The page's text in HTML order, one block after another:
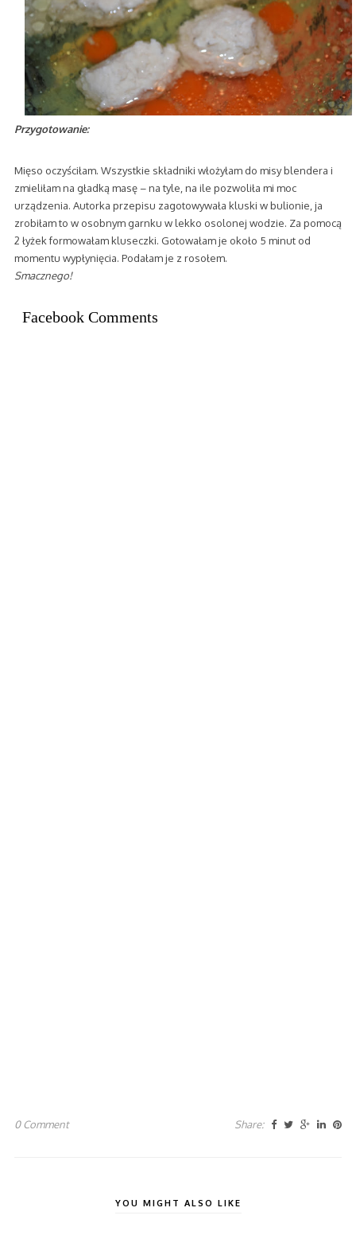
Przygotowanie:
Mięso oczyściłam. Wszystkie składniki włożyłam do misy blendera i
zmieliłam na gładką masę – na tyle, na ile pozwoliła mi moc
urządzenia. Autorka przepisu zagotowywała kluski w bulionie, ja
zrobiłam to w osobnym garnku w lekko osolonej wodzie. Za pomocą
2 łyżek formowałam kluseczki. Gotowałam je około 5 minut od
momentu wypłynięcia. Podałam je z rosołem.
Smacznego!
Facebook Comments
0 Comment Share:
YOU MIGHT ALSO LIKE